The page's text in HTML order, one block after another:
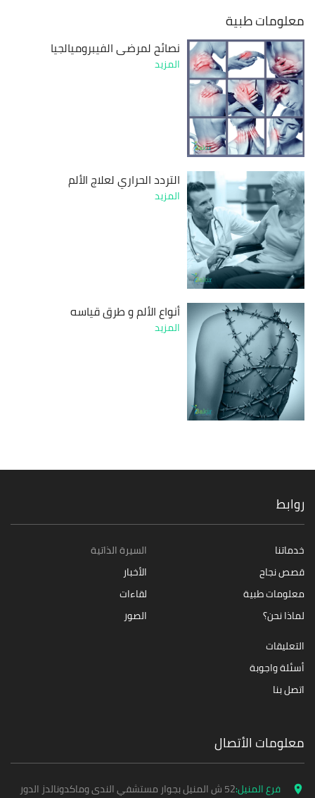
معلومات طبية
نصائح لمرضى الفيبروميالجيا
المزيد
التردد الحراري لعلاج الألم
المزيد
أنواع الألم و طرق قياسه
المزيد
روابط
خدماتنا
قصص نجاح
معلومات طبية
لماذا نحن؟
السيرة الذاتية
الأخبار
لقاءات
الصور
التعليقات
أسئلة واجوبة
اتصل بنا
معلومات الأتصال
فرع المنيل:
52 ش المنيل بجوار مستشفي الندى وماكدونالدز الدور